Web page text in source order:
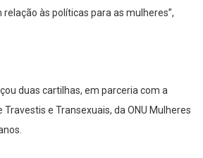
às políticas para as mulheres”,
duas cartilhas, em parceria com a
e Transexuais, da ONU Mulheres